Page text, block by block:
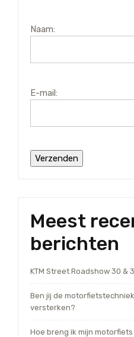
Naam:
E-mail:
Meest
berichten
KTM Street Roadshow 30 &
Ben jij de
versterken?
Hoe breng ik mijn